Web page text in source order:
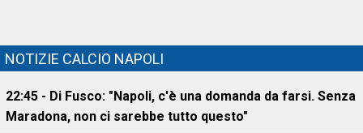
NOTIZIE CALCIO NAPOLI
22:45 - Di Fusco: "Napoli, c'è una domanda da farsi. Senza
Maradona, non ci sarebbe tutto questo"